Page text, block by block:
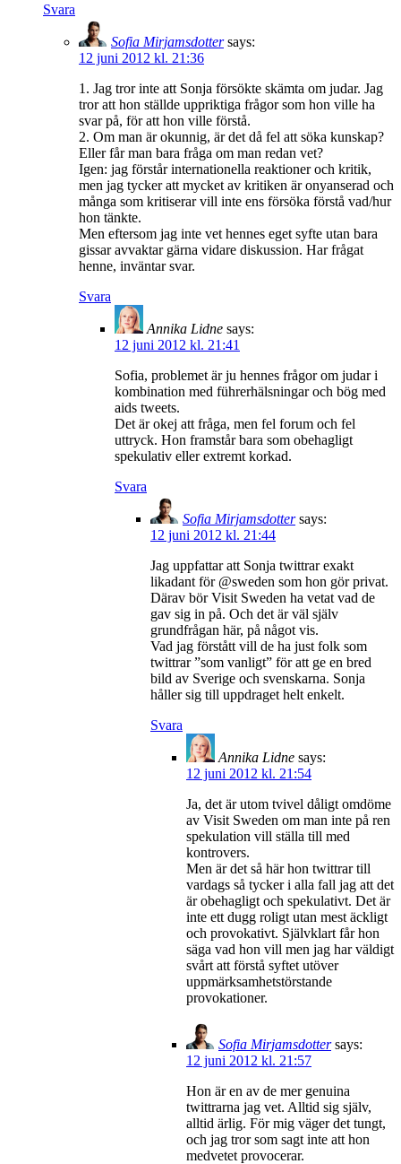
Svara
Sofia Mirjamsdotter says:
12 juni 2012 kl. 21:36
1. Jag tror inte att Sonja försökte skämta om judar. Jag
tror att hon ställde uppriktiga frågor som hon ville ha
svar på, för att hon ville förstå.
2. Om man är okunnig, är det då fel att söka kunskap?
Eller får man bara fråga om man redan vet?
Igen: jag förstår internationella reaktioner och kritik,
men jag tycker att mycket av kritiken är onyanserad och
många som kritiserar vill inte ens försöka förstå vad/hur
hon tänkte.
Men eftersom jag inte vet hennes eget syfte utan bara
gissar avvaktar gärna vidare diskussion. Har frågat
henne, inväntar svar.
Svara
Annika Lidne says:
12 juni 2012 kl. 21:41
Sofia, problemet är ju hennes frågor om judar i
kombination med führerhälsningar och bög med
aids tweets.
Det är okej att fråga, men fel forum och fel
uttryck. Hon framstår bara som obehagligt
spekulativ eller extremt korkad.
Svara
Sofia Mirjamsdotter says:
12 juni 2012 kl. 21:44
Jag uppfattar att Sonja twittrar exakt
likadant för @sweden som hon gör privat.
Därav bör Visit Sweden ha vetat vad de
gav sig in på. Och det är väl själv
grundfrågan här, på något vis.
Vad jag förstått vill de ha just folk som
twittrar ”som vanligt” för att ge en bred
bild av Sverige och svenskarna. Sonja
håller sig till uppdraget helt enkelt.
Svara
Annika Lidne says:
12 juni 2012 kl. 21:54
Ja, det är utom tvivel dåligt omdöme
av Visit Sweden om man inte på ren
spekulation vill ställa till med
kontrovers.
Men är det så här hon twittrar till
vardags så tycker i alla fall jag att det
är obehagligt och spekulativt. Det är
inte ett dugg roligt utan mest äckligt
och provokativt. Självklart får hon
säga vad hon vill men jag har väldigt
svårt att förstå syftet utöver
uppmärksamhetstörstande
provokationer.
Sofia Mirjamsdotter says:
12 juni 2012 kl. 21:57
Hon är en av de mer genuina
twittrarna jag vet. Alltid sig själv,
alltid ärlig. För mig väger det tungt,
och jag tror som sagt inte att hon
medvetet provocerar.